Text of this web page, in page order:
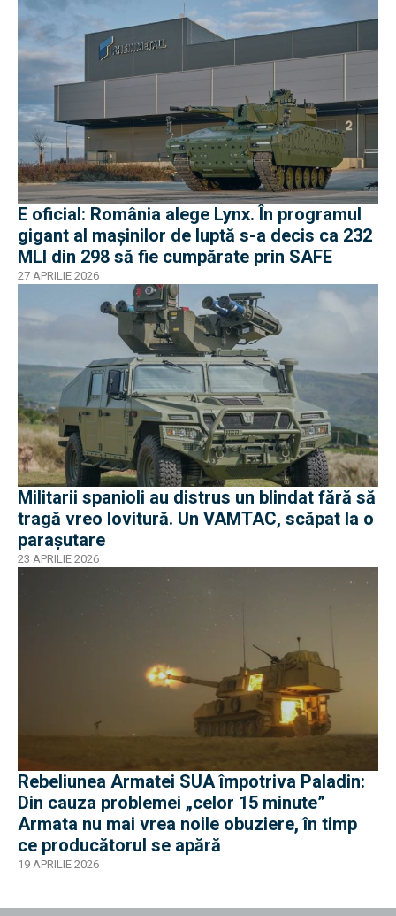
E oficial: România alege Lynx. În programul
gigant al mașinilor de luptă s-a decis ca 232
MLI din 298 să fie cumpărate prin SAFE
27 APRILIE 2026
Militarii spanioli au distrus un blindat fără să
tragă vreo lovitură. Un VAMTAC, scăpat la o
parașutare
23 APRILIE 2026
Rebeliunea Armatei SUA împotriva Paladin:
Din cauza problemei „celor 15 minute”
Armata nu mai vrea noile obuziere, în timp
ce producătorul se apără
19 APRILIE 2026